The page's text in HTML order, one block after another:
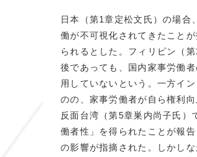
日本（第1章定松文氏）の場合
働が不可視化されてきたこと
られるとした。フィリピン（
後であっても、国内家事労働
用していないという。一方イ
のの、家事労働者が自ら権利
反面台湾（第5章巣内尚子氏）
働者性」を得られたことが報
の影響が指摘された。しかし